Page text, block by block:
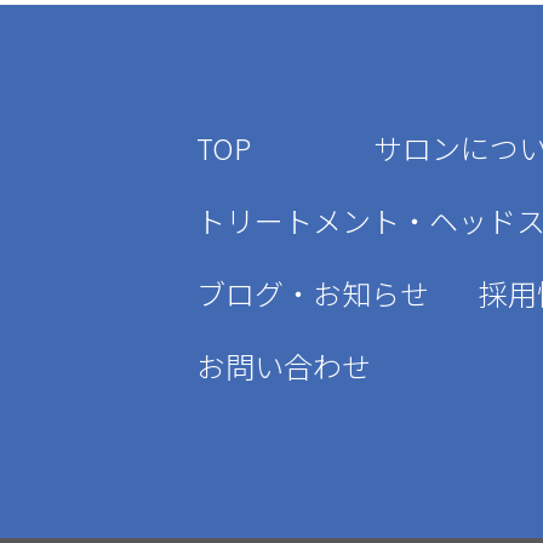
TOP
サロンにつ
トリートメント・ヘッド
ブログ・お知らせ
採
お問い合わせ